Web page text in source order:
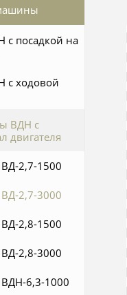
c посадкой на
c ходовой
ВДН с
двигателя
2,7-1500
2,7-3000
2,8-1500
2,8-3000
6,3-1000